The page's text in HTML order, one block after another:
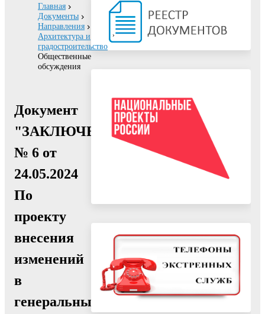
Главная
Документы
Направления
Архитектура и
градостроительство
Общественные
обсуждения
Документ
"ЗАКЛЮЧЕНИЕ
№ 6 от
24.05.2024
По
проекту
внесения
изменений
в
генеральный